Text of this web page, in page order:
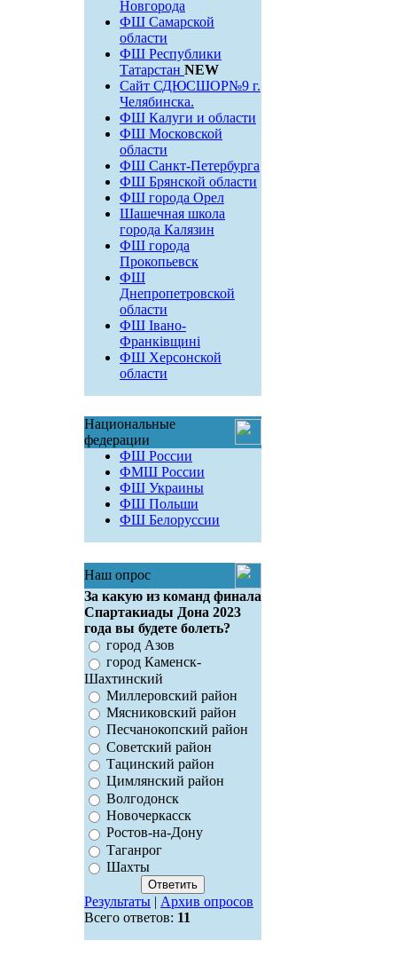
Новгорода
ФШ Самарской
области
ФШ Республики
Татарстан NEW
Сайт СДЮСШОР№9 г.
Челябинска.
ФШ Калуги и области
ФШ Московской
области
ФШ Санкт-Петербурга
ФШ Брянской области
ФШ города Орел
Шашечная школа
города Калязин
ФШ города
Прокопьевск
ФШ
Днепропетровской
области
ФШ Івано-
Франківщині
ФШ Херсонской
области
Национальные
федерации
ФШ России
ФМШ России
ФШ Украины
ФШ Польши
ФШ Белоруссии
Наш опрос
За какую из команд финала
Спартакиады Дона 2023
года вы будете болеть?
город Азов
город Каменск-
Шахтинский
Миллеровский район
Мясниковский район
Песчанокопский район
Советский район
Тацинский район
Цимлянский район
Волгодонск
Новочеркасск
Ростов-на-Дону
Таганрог
Шахты
Результаты| Архив опросов
Всего ответов: 11